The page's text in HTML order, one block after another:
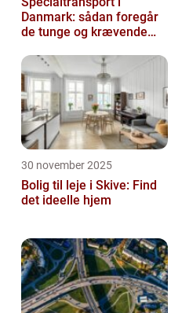
Danmark: sådan foregår
de tunge og krævende
30 november 2025
Bolig til leje i Skive: Find
det ideelle hjem